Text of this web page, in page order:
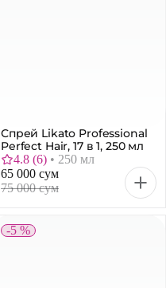
Спрей Likato Professional
Perfect Hair, 17 в 1, 250 мл
4.8 (6) • 250 мл
65 000 сум
75 000 сум
-5 %